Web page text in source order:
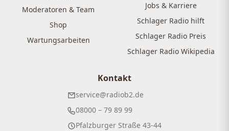
Moderatoren & Team
Shop
Wartungsarbeiten
Jobs & Karriere
Schlager Radio hilft
Schlager Radio Preis
Schlager Radio Wikipedia
Kontakt
service@radiob2.de
08000 – 79 89 99
Pfalzburger Straße 43-44